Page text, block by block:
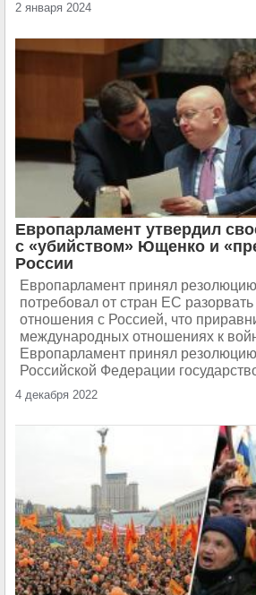
2 января 2024
Европарламент утвердил
с «убийством» Ющенко и
России
Европарламент принял
потребовал от стран ЕС
отношения с Россией, что
международных отношениях к
Европарламент принял
Российской Федерации
4 декабря 2022